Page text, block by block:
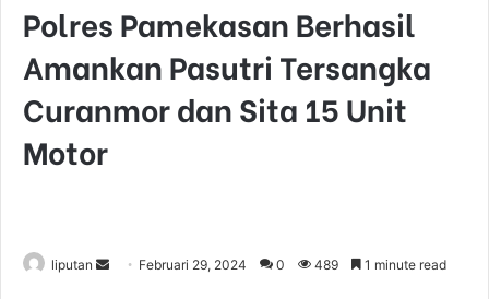
Polres Pamekasan Berhasil
Amankan Pasutri Tersangka
Curanmor dan Sita 15 Unit
Motor
liputan Februari 29, 2024 0 489 1 minute read